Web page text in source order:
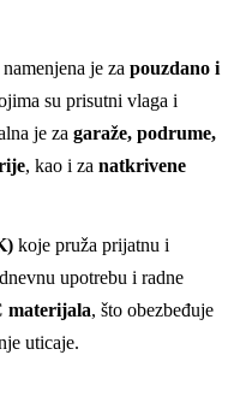
namenjena je za pouzdano i
su prisutni vlaga i
je za garaže, podrume,
, kao i za natkrivene
koje pruža prijatnu i
upotrebu i radne
materijala, što obezbeđuje
uticaje.